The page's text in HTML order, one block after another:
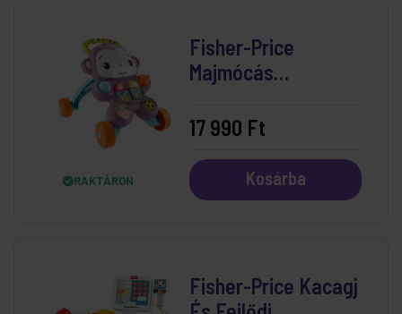
RAKTÁRON
Fisher-Price
Majmócás
17 990 Ft
Kosárba
Fisher-Price Kacagj